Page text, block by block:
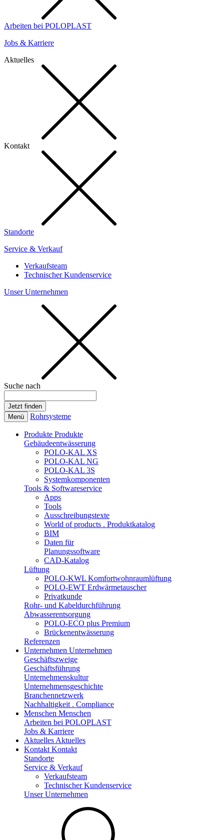
Arbeiten bei POLOPLAST
Jobs & Karriere
Aktuelles
Kontakt
Standorte
Service & Verkauf
Verkaufsteam
Technischer Kundenservice
Unser Unternehmen
Suche nach
Menü Rohrsysteme
Produkte Produkte
Gebäudeentwässerung
POLO-KAL XS
POLO-KAL NG
POLO-KAL 3S
Systemkomponenten
Tools & Softwareservice
Apps
Tools
Ausschreibungstexte
World of products . Produktkatalog
BIM
Daten für
Planungssoftware
CAD-Katalog
Lüftung
POLO-KWL Komfortwohnraumlüftung
POLO-EWT Erdwärmetauscher
Privatkunde
Rohr- und Kabeldurchführung
Abwasserentsorgung
POLO-ECO plus Premium
Brückenentwässerung
Referenzen
Unternehmen Unternehmen
Geschäftszweige
Geschäftsführung
Unternehmenskultur
Unternehmensgeschichte
Branchennetzwerk
Nachhaltigkeit . Compliance
Menschen Menschen
Arbeiten bei POLOPLAST
Jobs & Karriere
Aktuelles Aktuelles
Kontakt Kontakt
Standorte
Service & Verkauf
Verkaufsteam
Technischer Kundenservice
Unser Unternehmen